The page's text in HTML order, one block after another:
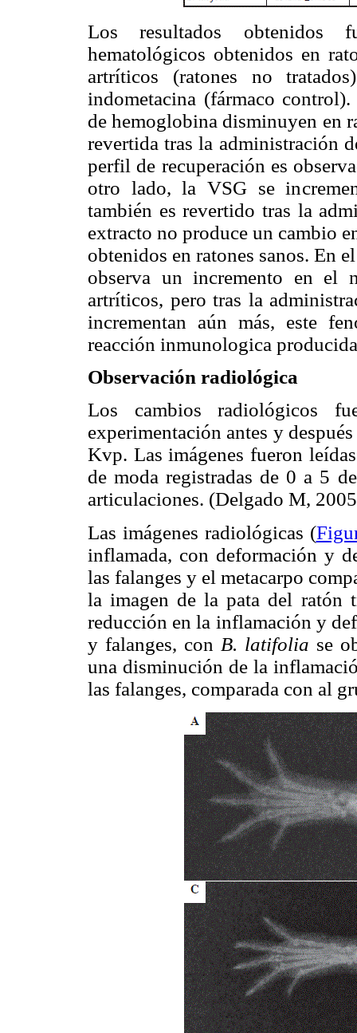
Los resultados obtenidos
hematológicos obtenidos en
artríticos (ratones no
indometacina (fármaco
de hemoglobina disminuyen en
revertida tras la administración
perfil de recuperación es
otro lado, la VSG se
también es revertido tras la
extracto no produce un cambio
obtenidos en ratones sanos. En
observa un incremento en el
artríticos, pero tras la
incrementan aún más, este
reacción inmunologica
Observación radiológica
Los cambios radiológicos
experimentación antes y
Kvp. Las imágenes fueron
de moda registradas de 0 a 5
articulaciones. (Delgado M,
Las imágenes radiológicas (
inflamada, con deformación y
las falanges y el metacarpo
la imagen de la pata del ratón
reducción en la inflamación y
y falanges, con B. latifolia se
una disminución de la
las falanges, comparada con al